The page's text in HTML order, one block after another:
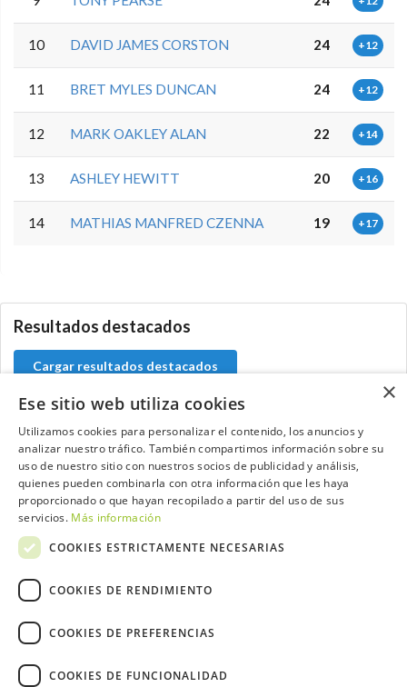
10 DAVID JAMES CORSTON 24 +12
11 BRET MYLES DUNCAN 24 +12
12 MARK OAKLEY ALAN 22 +14
13 ASHLEY HEWITT 20 +16
14 MATHIAS MANFRED CZENNA 19 +17
Resultados destacados
Cargar resultados destacados
Contacta con el equipo de NextCaddy
Opina Contacta
×
Ese sitio web utiliza cookies
Utilizamos cookies para personalizar el contenido, los anuncios y
analizar nuestro tráfico. También compartimos información sobre su
uso de nuestro sitio con nuestros socios de publicidad y análisis,
quienes pueden combinarla con otra información que les haya
proporcionado o que hayan recopilado a partir del uso de sus
servicios. Más información
COOKIES ESTRICTAMENTE NECESARIAS
COOKIES DE RENDIMIENTO
COOKIES DE PREFERENCIAS
COOKIES DE FUNCIONALIDAD